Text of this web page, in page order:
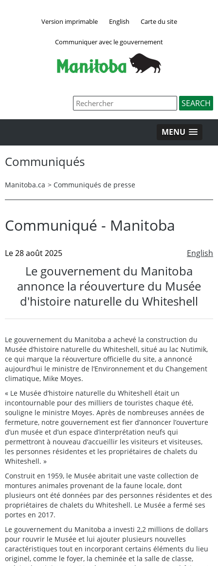
Version imprimable English Carte du site
Communiquer avec le gouvernement
MENU
Communiqués
Manitoba.ca > Communiqués de presse
Communiqué - Manitoba
English
Le 28 août 2025
Le gouvernement du Manitoba
annonce la réouverture du Musée
d'histoire naturelle du Whiteshell
Le gouvernement du Manitoba a achevé la construction du
Musée d’histoire naturelle du Whiteshell, situé au lac Nutimik,
ce qui marque la réouverture officielle du site, a annoncé
aujourd’hui le ministre de l’Environnement et du Changement
climatique, Mike Moyes.
« Le Musée d’histoire naturelle du Whiteshell était un
incontournable pour des milliers de touristes chaque été,
souligne le ministre Moyes. Après de nombreuses années de
fermeture, notre gouvernement est fier d’annoncer l’ouverture
d’un musée et d’un espace d’interprétation neufs qui
permettront à nouveau d’accueillir les visiteurs et visiteuses,
les personnes résidentes et les propriétaires de chalets du
Whiteshell. »
Construit en 1959, le Musée abritait une vaste collection de
montures animales provenant de la faune locale, dont
plusieurs ont été données par des personnes résidentes et des
propriétaires de chalets du Whiteshell. Le Musée a fermé ses
portes en 2017.
Le gouvernement du Manitoba a investi 2,2 millions de dollars
pour rouvrir le Musée et lui ajouter plusieurs nouvelles
caractéristiques tout en incorporant certains éléments du lieu
originel, comme le foyer, la cheminée et la salle de classe,